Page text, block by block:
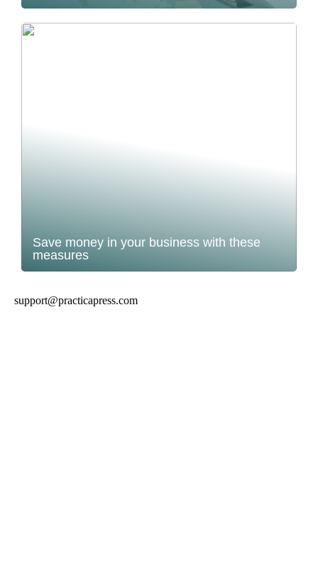
Save money in your business with these
measures
support@practicapress.com